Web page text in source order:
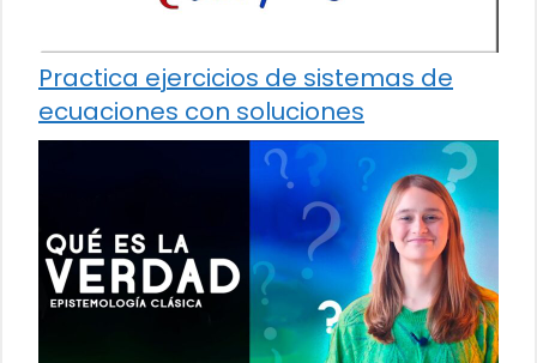
Practica ejercicios de sistemas de
ecuaciones con soluciones